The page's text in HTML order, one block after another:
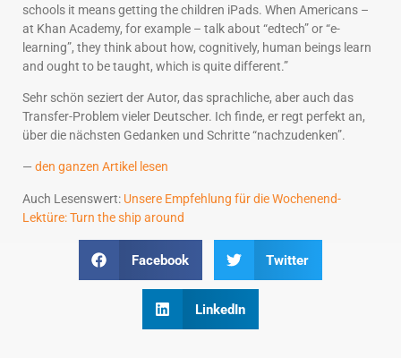
schools it means getting the children iPads. When Americans –
at Khan Academy, for example – talk about “edtech” or “e-
learning”, they think about how, cognitively, human beings learn
and ought to be taught, which is quite different.”
Sehr schön seziert der Autor, das sprachliche, aber auch das
Transfer-Problem vieler Deutscher. Ich finde, er regt perfekt an,
über die nächsten Gedanken und Schritte “nachzudenken”.
— den ganzen Artikel lesen
Auch Lesenswert: Unsere Empfehlung für die Wochenend-
Lektüre: Turn the ship around
Facebook Twitter
LinkedIn